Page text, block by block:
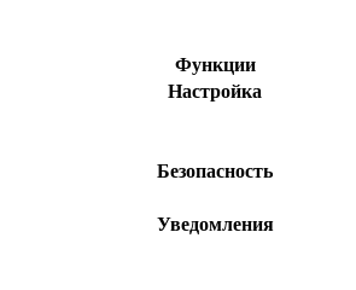
Функции
Настройка
Безопасность
Уведомления